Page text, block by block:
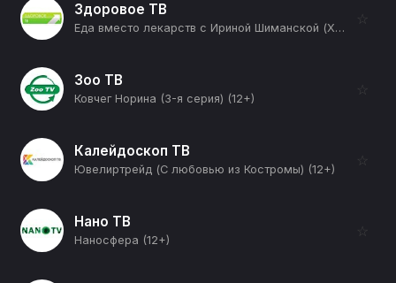
Здоровое ТВ
Еда вместо лекарств с Ириной Шиманской (Худеем без подсчета калорий) (12+)
☆
Зоо ТВ
Ковчег Норина (3-я серия) (12+)
☆
Калейдоскоп ТВ
Ювелиртрейд (С любовью из Костромы) (12+)
☆
Нано ТВ
Наносфера (12+)
☆